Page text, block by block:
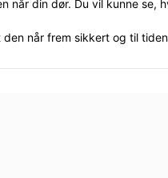
din dør. Du vil kunne se,
når frem sikkert og til